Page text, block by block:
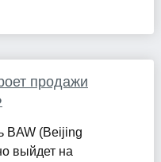
продажи
BAW (Beijing
выйдет на